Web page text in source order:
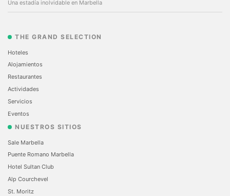
Una estadía inolvidable en Marbella
THE GRAND SELECTION
Hoteles
Alojamientos
Restaurantes
Actividades
Servicios
Eventos
NUESTROS SITIOS
Sale Marbella
Puente Romano Marbella
Hotel Sultan Club
Alp Courchevel
St. Moritz